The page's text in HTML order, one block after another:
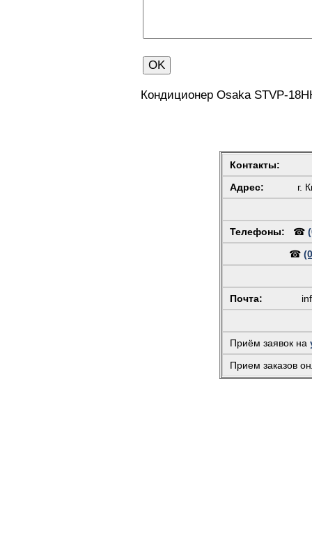
Кондиционер Osaka STVP-
Контакты:
Адрес:
г.
Телефоны: ☎
☎
Почта:
Приём заявок на
Прием заказов